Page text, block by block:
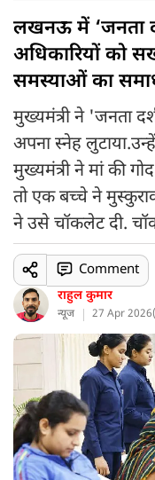
लखनऊ में ‘जनता
अधिकारियों को
समस्याओं का
मुख्यमंत्री ने 'जनता
अपना स्नेह
मुख्यमंत्री ने मां की
तो एक बच्चे ने
ने उसे चॉकलेट दी.
राहुल कुमार
न्यूज 27 Apr 2026(
Comment